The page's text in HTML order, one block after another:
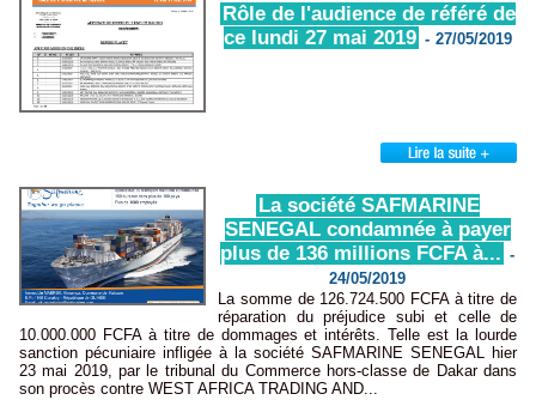
Rôle de l'audience de référé de
ce lundi 27 mai 2019 - 27/05/2019
La société SAFMARINE
SENEGAL condamnée à payer
plus de 136 millions FCFA à... -
24/05/2019
La somme de 126.724.500 FCFA à titre de
réparation du préjudice subi et celle de
10.000.000 FCFA à titre de dommages et intérêts. Telle est la lourde
sanction pécuniaire infligée à la société SAFMARINE SENEGAL hier
23 mai 2019, par le tribunal du Commerce hors-classe de Dakar dans
son procès contre WEST AFRICA TRADING AND...